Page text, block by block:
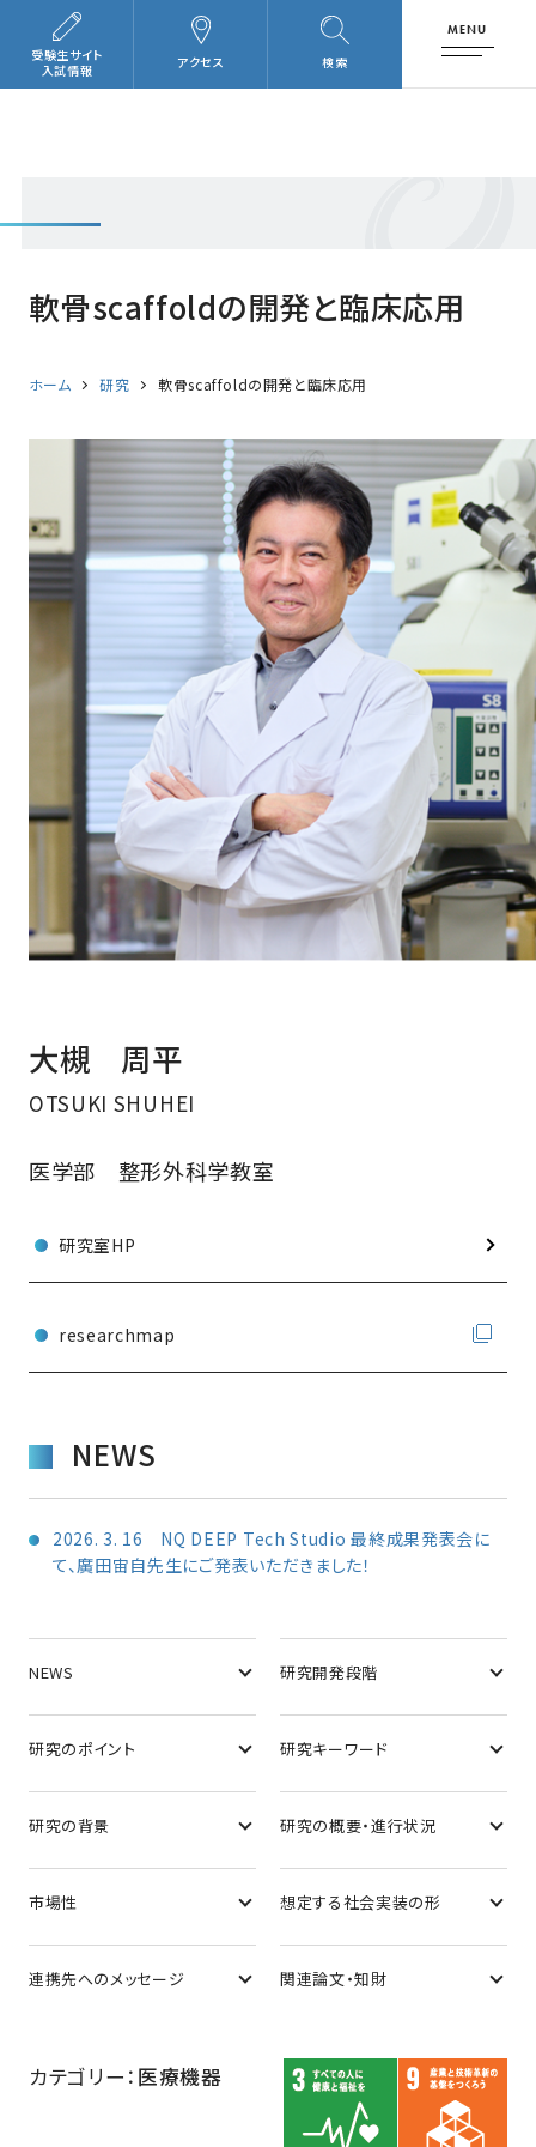
検索
アクセス
受験生サイト
入試情報
MENU
軟骨scaffoldの開発と臨床応用
ホーム 研究 軟骨scaffoldの開発と臨床応用
大槻 周平
OTSUKI SHUHEI
医学部 整形外科学教室
研究室HP
researchmap
NEWS
2026. 3. 16 NQ DEEP Tech Studio 最終成果発表会に
て、廣田宙自先生にご発表いただきました！
NEWS 研究開発段階
研究のポイント 研究キーワード
研究の背景 研究の概要・進行状況
市場性 想定する社会実装の形
連携先へのメッセージ 関連論文・知財
カテゴリー： 医療機器